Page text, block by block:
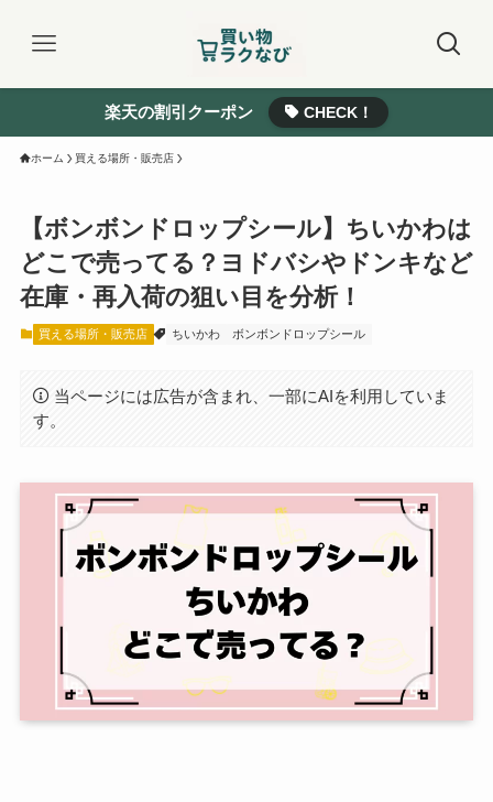
楽天の割引クーポン CHECK！
ホーム 買える場所・販売店
【ボンボンドロップシール】ちいかわは
どこで売ってる？ヨドバシやドンキなど
在庫・再入荷の狙い目を分析！
買える場所・販売店 ちいかわ ボンボンドロップシール
当ページには広告が含まれ、一部にAIを利用していま
す。